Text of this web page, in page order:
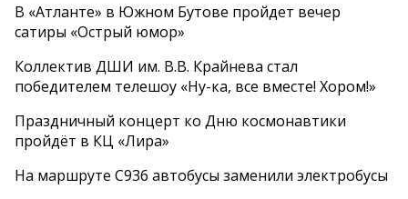
В «Атланте» в Южном Бутове пройдет вечер
сатиры «Острый юмор»
Коллектив ДШИ им. В.В. Крайнева стал
победителем телешоу «Ну-ка, все вместе! Хором!»
Праздничный концерт ко Дню космонавтики
пройдёт в КЦ «Лира»
На маршруте С936 автобусы заменили электробусы